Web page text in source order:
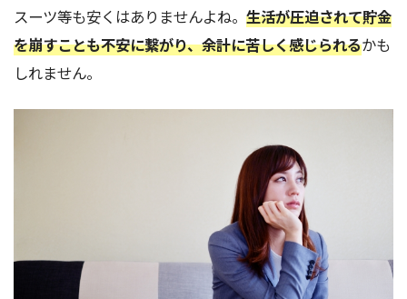
スーツ等も安くはありませんよね。 生活が圧迫されて貯金
を崩すことも不安に繋がり、余計に苦しく感じられるかも
しれません。